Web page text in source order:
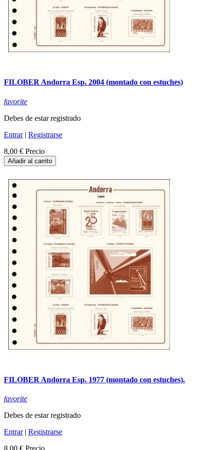
FILOBER Andorra Esp. 2004 (montado con estuches)
favorite
Debes de estar registrado
Entrar| Registrarse
8,00 € Precio
Añadir al carrito
FILOBER Andorra Esp. 1977 (montado con estuches).
favorite
Debes de estar registrado
Entrar| Registrarse
8,00 € Precio